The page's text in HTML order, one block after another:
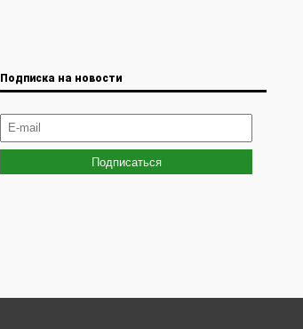
Подписка на новости